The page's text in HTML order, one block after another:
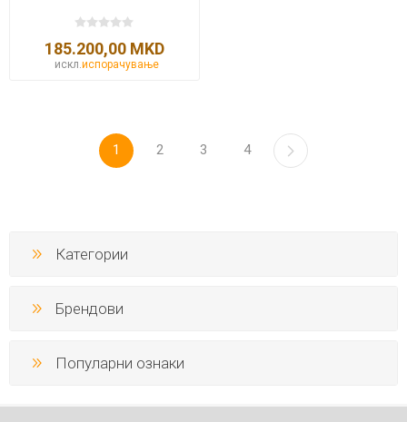
185.200,00 MKD
искл. испорачување
1 2 3 4
Категории
Брендови
Популарни ознаки